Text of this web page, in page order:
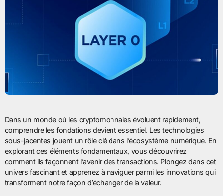
Dans un monde où les cryptomonnaies évoluent rapidement,
comprendre les fondations devient essentiel. Les technologies
sous-jacentes jouent un rôle clé dans l’écosystème numérique. En
explorant ces éléments fondamentaux, vous découvrirez
comment ils façonnent l’avenir des transactions. Plongez dans cet
univers fascinant et apprenez à naviguer parmi les innovations qui
transforment notre façon d’échanger de la valeur.